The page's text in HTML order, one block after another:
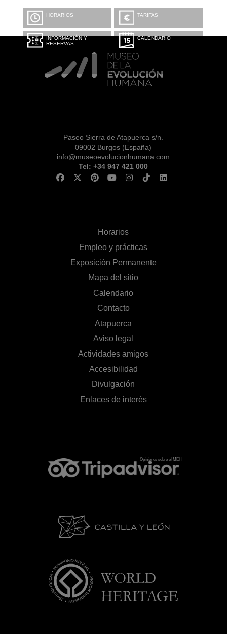
HORARIOS TARIFAS
INFORMACIÓN Y
RESERVAS
CALENDARIO
Paseo Sierra de Atapuerca s/n.
09002 Burgos (España)
info@museoevolucionhumana.com
Tel: +34 947 421 000
Horarios
Empleo y prácticas
Exposición Permanente
Mapa del sitio
Calendario
Contacto
Atapuerca
Aviso legal
Actividades amigos
Accesibilidad
Divulgación
Enlaces de interés
Opiniones sobre el MEH